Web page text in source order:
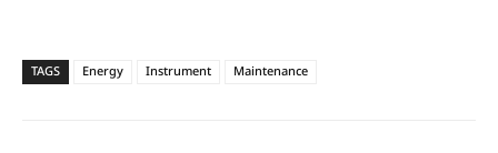
TAGS Energy Instrument Maintenance